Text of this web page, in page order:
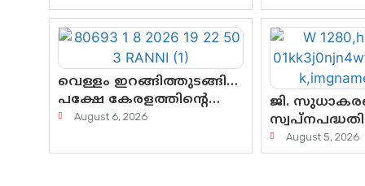
ഇനി ചോദ്യം
എവിടെ
എന്തൊക്കെ
വെള്ളം ഇറങ്ങിത്തുടങ്ങി…
പക്ഷേ കേരളത്തിന്റെ
കണ്ണീരൊലിപ്പ്
August 6, 2026
ജി.
എസിAugust 5, 2026